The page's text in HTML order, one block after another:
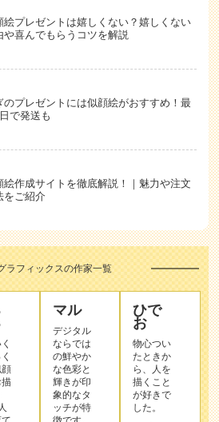
絵プレゼントは嬉しくない？嬉しくない
や喜んでもらうコツを解説
のプレゼントには似顔絵がおすすめ！最
で発送も
絵作成サイトを徹底解説！｜魅力や注文
をご紹介
ラフィックスの作家一覧
顔
マル
デジタル
ならでは
の鮮やか
な色彩と
輝きが印
象的なタ
ッチが特
ひで
お
物心つい
たときか
ら、人を
描くこと
が好きで
した。